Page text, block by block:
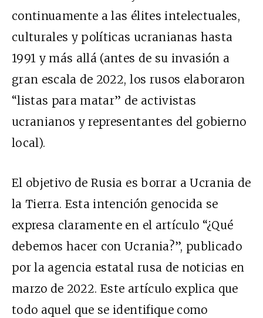
continuamente a las élites intelectuales,
culturales y políticas ucranianas hasta
1991 y más allá (antes de su invasión a
gran escala de 2022, los rusos elaboraron
“listas para matar” de activistas
ucranianos y representantes del gobierno
local).
El objetivo de Rusia es borrar a Ucrania de
la Tierra. Esta intención genocida se
expresa claramente en el artículo “¿Qué
debemos hacer con Ucrania?”, publicado
por la agencia estatal rusa de noticias en
marzo de 2022. Este artículo explica que
todo aquel que se identifique como